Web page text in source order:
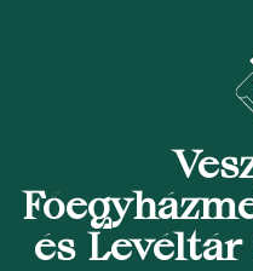
és